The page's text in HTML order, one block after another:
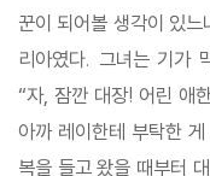
꾼이 되어볼 생각이 있
리아였다. 그녀는 기가
“자, 잠깐 대장! 어린 애
아까 레이한테 부탁한
복을 들고 왔을 때부터